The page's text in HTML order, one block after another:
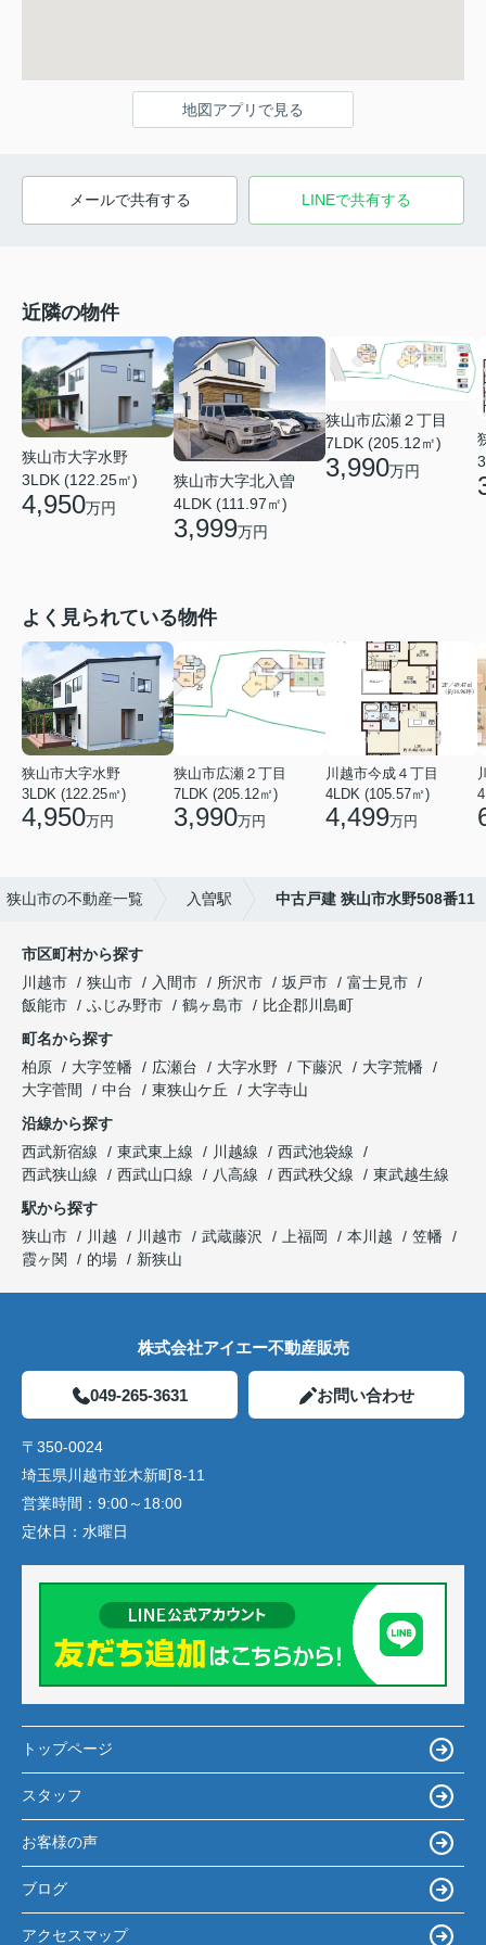
地図アプリで見る
メールで共有する LINEで共有する
近隣の物件
狭山市大字水野
3LDK (122.25㎡)
4,950万円
狭山市大字北入曽
4LDK (111.97㎡)
3,999万円
狭山市広瀬２丁目
7LDK (205.12㎡)
3,990万円
よく見られている物件
狭山市大字水野
3LDK (122.25㎡)
4,950万円
狭山市広瀬２丁目
7LDK (205.12㎡)
3,990万円
川越市今成４丁目
4LDK (105.57㎡)
4,499万円
狭山市の不動産一覧 入曽駅 中古戸建 狭山市水野508番11
市区町村から探す
川越市
狭山市 入間市 所沢市 坂戸市
富士見市
飯能市
ふじみ野市 鶴ヶ島市
比企郡川島町
町名から探す
柏原
大字笠幡 広瀬台 大字水野 下藤沢
大字荒幡
大字菅間
中台 東狭山ケ丘
大字寺山
沿線から探す
西武新宿線
東武東上線 川越線
西武池袋線
西武狭山線
西武山口線 八高線 西武秩父線
東武越生線
駅から探す
狭山市
川越 川越市 武蔵藤沢 上福岡 本川越
笠幡
霞ヶ関
的場 新狭山
株式会社アイエー不動産販売
049-265-3631 お問い合わせ
〒350-0024
埼玉県川越市並木新町8-11
営業時間： 9:00～18:00
定休日： 水曜日
トップページ
スタッフ
お客様の声
ブログ
アクセスマップ